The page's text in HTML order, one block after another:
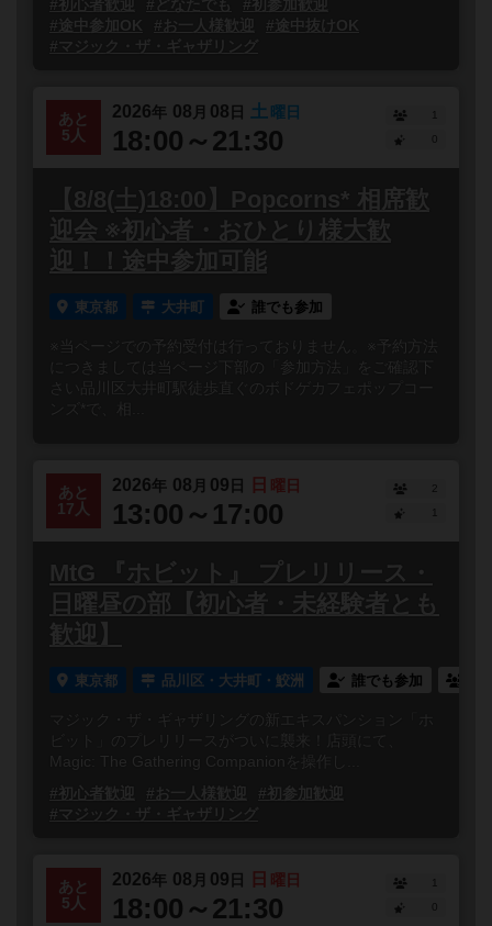
#初心者歓迎 #どなたでも
#初参加歓迎
#途中参加OK
#お一人様歓迎
#途中抜けOK
#マジック・ザ・ギャザリング
あと
5人
2026年 08 月 08 日 土 曜日
18:00～21:30
1
【8/8(土)18:00】Popcorns* 相席歓
迎会 ※初心者・おひとり様大歓
迎！！途中参加可能
東京都 大井町 誰でも参加
※当ページでの予約受付は行っておりません。※予約方法
につきましては当ページ下部の「参加方法」をご確認下
さい品川区大井町駅徒歩直ぐのボドゲカフェポップコー
あと
17人
2026年 08 月 09 日 日 曜日
13:00～17:00
2
1
MtG 『ホビット』 プレリリース・
日曜昼の部【初心者・未経験者とも
歓迎】
東京都 品川区・大井町・鮫洲 誰でも参加
マジック・ザ・ギャザリングの新エキスパンション「ホ
ビット」のプレリリースがついに襲来！店頭にて、
Magic: The Gathering Companionを操作し...
#初心者歓迎
#お一人様歓迎
#初参加歓迎
#マジック・ザ・ギャザリング
あと
5人
2026年 08 月 09 日 日 曜日
18:00～21:30
1